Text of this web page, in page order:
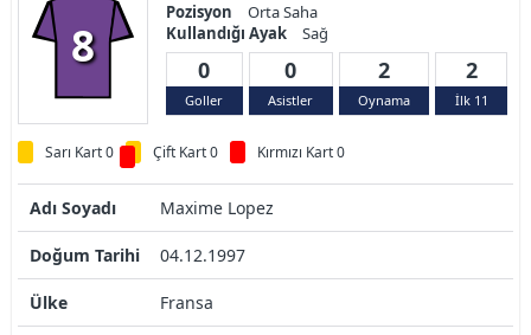
8
Pozisyon
Orta Saha
Kullandığı Ayak
Sağ
0
Goller
0
Asistler
2
Oynama
2
İlk 11
Sarı Kart 0 Çift Kart 0 Kırmızı Kart 0
Adı Soyadı Maxime Lopez
Doğum Tarihi 04.12.1997
Ülke Fransa